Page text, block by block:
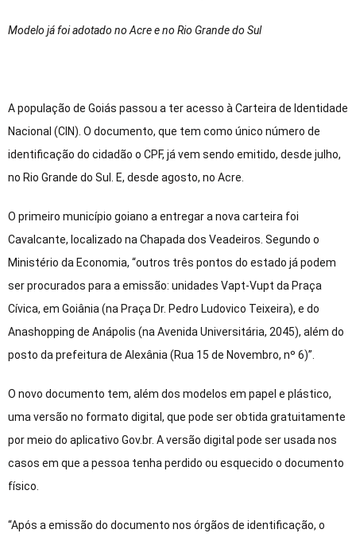
Modelo já foi adotado no Acre e no Rio Grande do Sul
A população de Goiás passou a ter acesso à Carteira de Identidade
Nacional (CIN). O documento, que tem como único número de
identificação do cidadão o CPF, já vem sendo emitido, desde julho,
no Rio Grande do Sul. E, desde agosto, no Acre.
O primeiro município goiano a entregar a nova carteira foi
Cavalcante, localizado na Chapada dos Veadeiros. Segundo o
Ministério da Economia, “outros três pontos do estado já podem
ser procurados para a emissão: unidades Vapt-Vupt da Praça
Cívica, em Goiânia (na Praça Dr. Pedro Ludovico Teixeira), e do
Anashopping de Anápolis (na Avenida Universitária, 2045), além do
posto da prefeitura de Alexânia (Rua 15 de Novembro, nº 6)”.
O novo documento tem, além dos modelos em papel e plástico,
uma versão no formato digital, que pode ser obtida gratuitamente
por meio do aplicativo Gov.br. A versão digital pode ser usada nos
casos em que a pessoa tenha perdido ou esquecido o documento
físico.
“Após a emissão do documento nos órgãos de identificação, o